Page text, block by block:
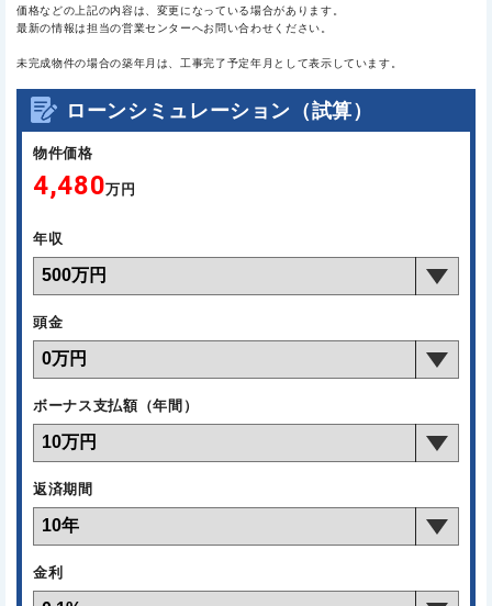
価格などの上記の内容は、変更になっている場合があります。
最新の情報は担当の営業センターへお問い合わせください。
未完成物件の場合の築年月は、工事完了予定年月として表示しています。
ローンシミュレーション（試算）
物件価格
4,480万円
年収
頭金
ボーナス支払額（年間）
返済期間
金利